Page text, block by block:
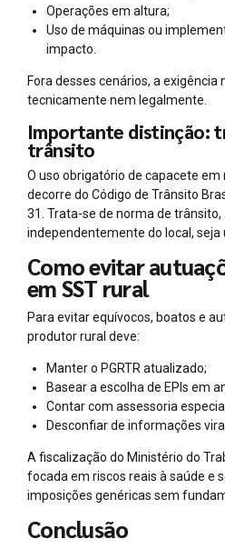
Operações em altura;
Uso de máquinas ou
impacto.
Fora desses cenários, a exigência
tecnicamente nem legalmente.
Importante distinção:
trânsito
O uso obrigatório de capacete
decorre do Código de Trânsito
31. Trata-se de norma de trânsito,
independentemente do local, seja
Como evitar
em SST rural
Para evitar equívocos, boatos e
produtor rural deve:
Manter o PGRTR atualizado;
Basear a escolha de EPIs em
Contar com assessoria
Desconfiar de informações
A fiscalização do Ministério do
focada em riscos reais à saúde e
imposições genéricas sem
Conclusão